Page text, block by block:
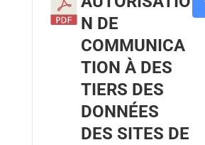
N DE
COMMUNICA
TION À DES
TIERS DES
DONNÉES
DES SITES DE